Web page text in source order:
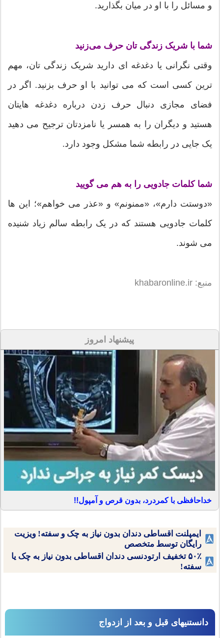
و مسائل را با او در میان بگذارید.
شما با شریک زندگی تان حرف می‌زنید
وقتی نگرانی یا دغدغه ای دارید شریک زندگی تان، مهم
ترین کسی است که می توانید با او حرف بزنید. اگر در
فضای مجازی دنبال حرف زدن درباره دغدغه هایتان
هستید و دیگران را به همسر یا نامزدتان ترجیح می دهید
یک جایی در رابطه شما مشکل وجود دارد.
شما کلمات جادویی را به هم می گویید
«دوستت دارم»، «ممنونم» و «عذر می خواهم»؛ این ها
کلمات جادویی هستند که در یک رابطه سالم زیاد شنیده
می شوند.
منبع: khabaronline.ir
پیشنهاد امروز
خداحافظی با کمردرد، بدون قرص و آمپول!!
ایمپلنت اقساطی دندان بدون نیاز به چک و سفته! ویزیت
رایگان توسط متخصص
۵۰٪ تخفیف ارتودنسی دندان اقساطی بدون نیاز به چک یا
سفته!
دانستنیهای قبل و بعد از ازدواج